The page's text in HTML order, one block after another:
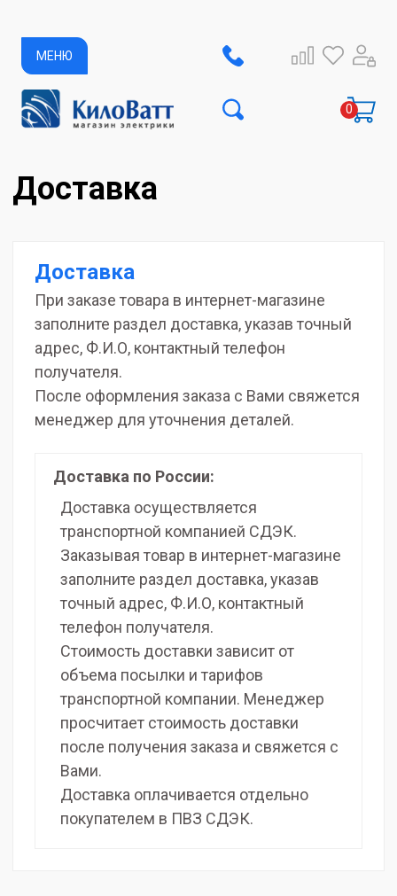
МЕНЮ
Доставка
Доставка
При заказе товара в интернет-магазине
заполните раздел доставка, указав точный
адрес, Ф.И.О, контактный телефон
получателя.
После оформления заказа с Вами свяжется
менеджер для уточнения деталей.
Доставка по России:
Доставка осуществляется
транспортной компанией СДЭК.
Заказывая товар в интернет-магазине
заполните раздел доставка, указав
точный адрес, Ф.И.О, контактный
телефон получателя.
Стоимость доставки зависит от
объема посылки и тарифов
транспортной компании. Менеджер
просчитает стоимость доставки
после получения заказа и свяжется с
Вами.
Доставка оплачивается отдельно
покупателем в ПВЗ СДЭК.